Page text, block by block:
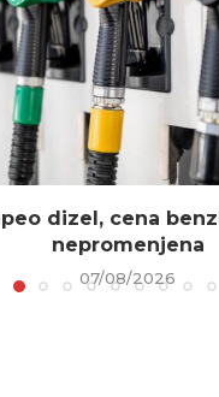
dizel, cena
nepromenjena
07/08/2026